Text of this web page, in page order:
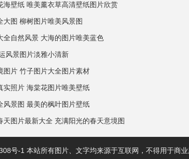
海壁纸 唯美薰衣草高清壁纸图片欣赏
大图 柳树图片唯美风景图
全自然风景 大海的图片唯美蓝色
风景图片淡雅小清新
图片 竹子图片大全图片素材
实照片 海棠花图片唯美壁纸
风景图 最美的枫叶图片壁纸
天图片最新大全 充满阳光的春天意境图
号-1 本站所有图片、文字均来源于互联网，不得用于商